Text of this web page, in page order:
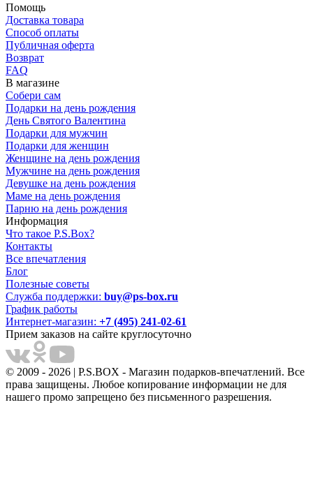
Помощь
Доставка товара
Способ оплаты
Публичная оферта
Возврат
FAQ
В магазине
Собери сам
Подарки на день рождения
День Святого Валентина
Подарки для мужчин
Подарки для женщин
Женщине на день рождения
Мужчине на день рождения
Девушке на день рождения
Маме на день рождения
Парню на день рождения
Информация
Что такое P.S.Box?
Контакты
Все впечатления
Блог
Полезные советы
Служба поддержки: buy@ps-box.ru
График работы
Интернет-магазин: +7 (495) 241-02-61
Прием заказов на сайте круглосуточно
© 2009 - 2026 | P.S.BOX - Магазин подарков-впечатлений. Все
права защищены. Любое копирование информации не для
нашего промо запрещено без письменного разрешения.